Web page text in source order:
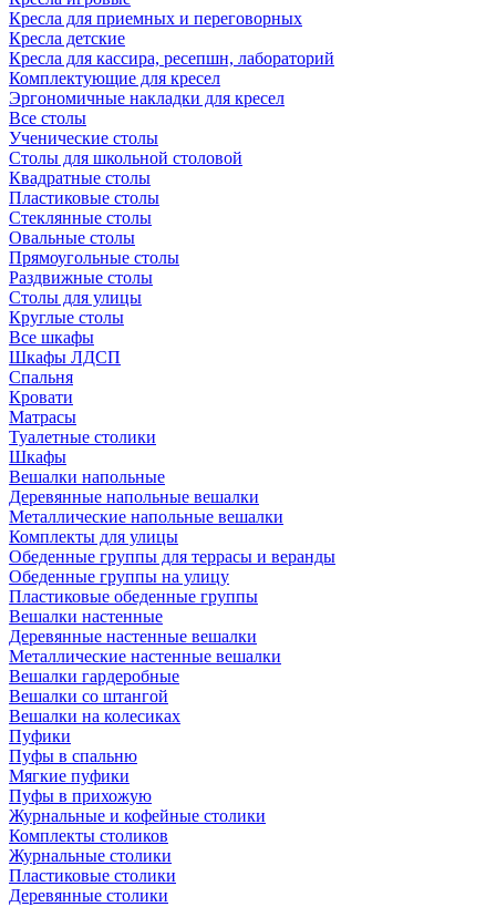
Кресла для приемных и переговорных
Кресла детские
Кресла для кассира, ресепшн, лабораторий
Комплектующие для кресел
Эргономичные накладки для кресел
Все столы
Ученические столы
Столы для школьной столовой
Квадратные столы
Пластиковые столы
Стеклянные столы
Овальные столы
Прямоугольные столы
Раздвижные столы
Столы для улицы
Круглые столы
Все шкафы
Шкафы ЛДСП
Спальня
Кровати
Матрасы
Туалетные столики
Шкафы
Вешалки напольные
Деревянные напольные вешалки
Металлические напольные вешалки
Комплекты для улицы
Обеденные группы для террасы и веранды
Обеденные группы на улицу
Пластиковые обеденные группы
Вешалки настенные
Деревянные настенные вешалки
Металлические настенные вешалки
Вешалки гардеробные
Вешалки со штангой
Вешалки на колесиках
Пуфики
Пуфы в спальню
Мягкие пуфики
Пуфы в прихожую
Журнальные и кофейные столики
Комплекты столиков
Журнальные столики
Пластиковые столики
Деревянные столики